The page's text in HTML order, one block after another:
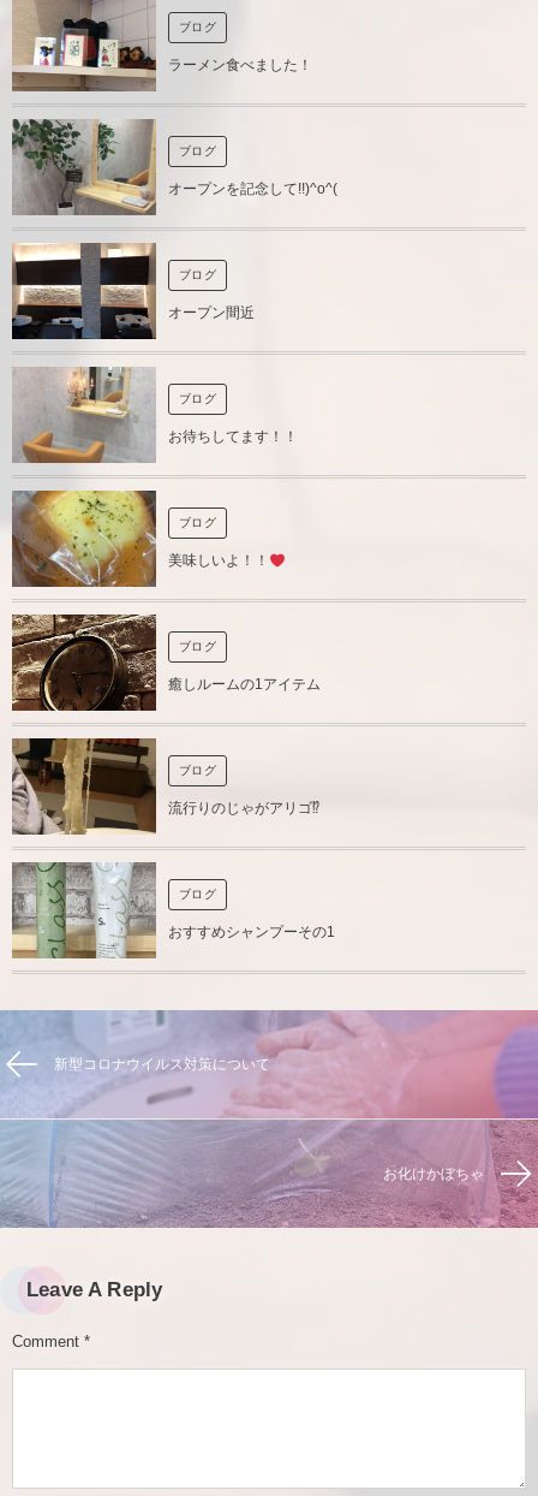
ブログ
ラーメン食べました！
ブログ
オープンを記念して!!)^o^(
ブログ
オープン間近
ブログ
お待ちしてます！！
ブログ
美味しいよ！！
ブログ
癒しルームの1アイテム
ブログ
流行りのじゃがアリゴ⁉︎
ブログ
おすすめシャンプーその1
新型コロナウイルス対策について
お化けかぼちゃ
Leave A Reply
Comment *